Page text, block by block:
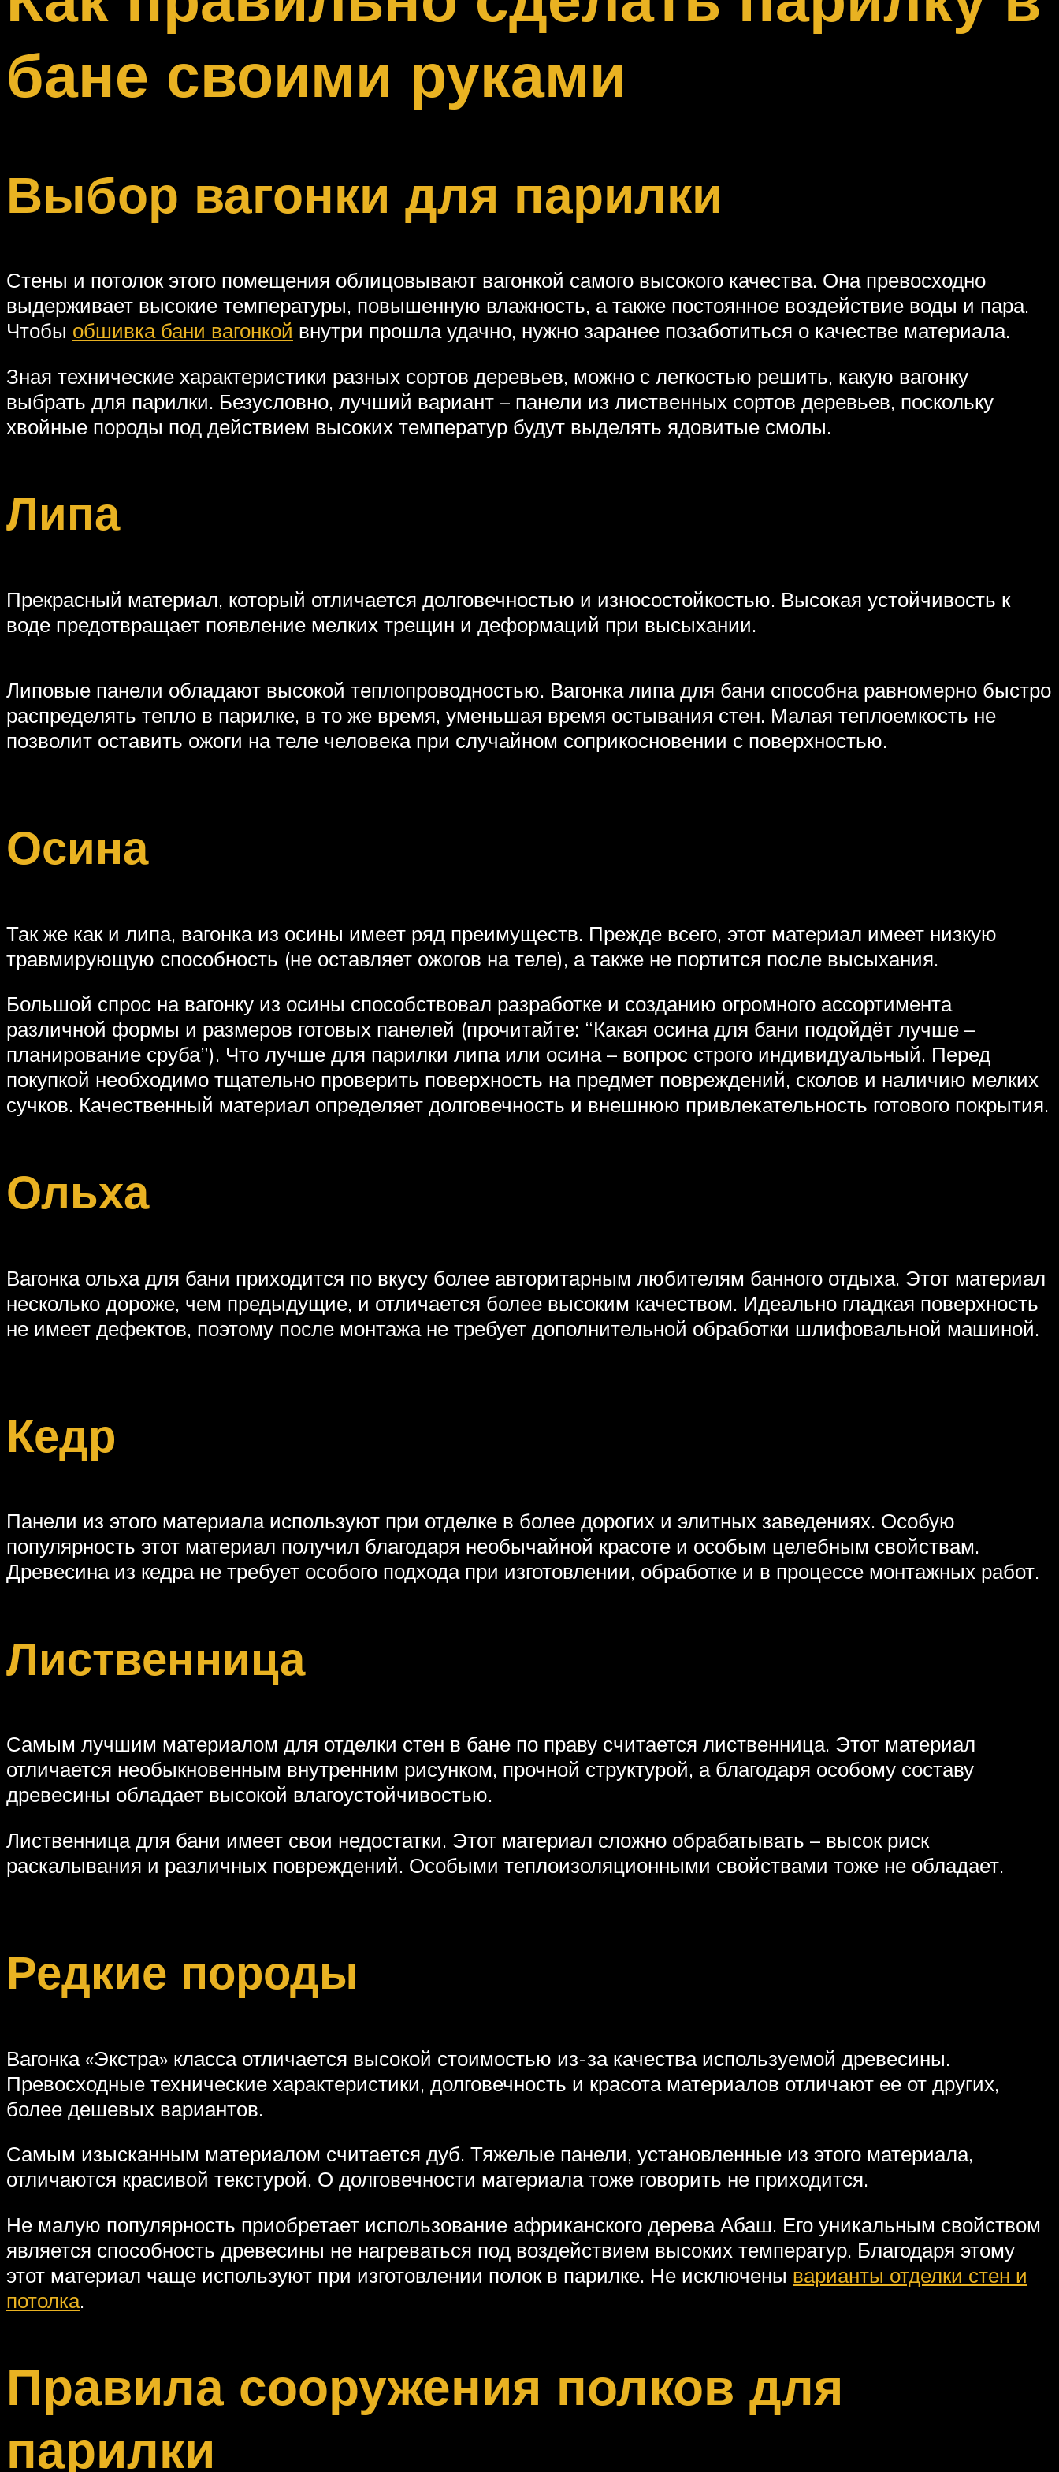
бане своими руками
Выбор вагонки для парилки
Стены и потолок этого помещения облицовывают вагонкой самого высокого качества. Она превосходно
выдерживает высокие температуры, повышенную влажность, а также постоянное воздействие воды и пара.
Чтобы обшивка бани вагонкой внутри прошла удачно, нужно заранее позаботиться о качестве материала.
Зная технические характеристики разных сортов деревьев, можно с легкостью решить, какую вагонку
выбрать для парилки. Безусловно, лучший вариант – панели из лиственных сортов деревьев, поскольку
хвойные породы под действием высоких температур будут выделять ядовитые смолы.
Липа
Прекрасный материал, который отличается долговечностью и износостойкостью. Высокая устойчивость к
воде предотвращает появление мелких трещин и деформаций при высыхании.
Липовые панели обладают высокой теплопроводностью. Вагонка липа для бани способна равномерно быстро
распределять тепло в парилке, в то же время, уменьшая время остывания стен. Малая теплоемкость не
позволит оставить ожоги на теле человека при случайном соприкосновении с поверхностью.
Осина
Так же как и липа, вагонка из осины имеет ряд преимуществ. Прежде всего, этот материал имеет низкую
травмирующую способность (не оставляет ожогов на теле), а также не портится после высыхания.
Большой спрос на вагонку из осины способствовал разработке и созданию огромного ассортимента
различной формы и размеров готовых панелей (прочитайте: “Какая осина для бани подойдёт лучше –
планирование сруба”). Что лучше для парилки липа или осина – вопрос строго индивидуальный. Перед
покупкой необходимо тщательно проверить поверхность на предмет повреждений, сколов и наличию мелких
сучков. Качественный материал определяет долговечность и внешнюю привлекательность готового покрытия.
Ольха
Вагонка ольха для бани приходится по вкусу более авторитарным любителям банного отдыха. Этот материал
несколько дороже, чем предыдущие, и отличается более высоким качеством. Идеально гладкая поверхность
не имеет дефектов, поэтому после монтажа не требует дополнительной обработки шлифовальной машиной.
Кедр
Панели из этого материала используют при отделке в более дорогих и элитных заведениях. Особую
популярность этот материал получил благодаря необычайной красоте и особым целебным свойствам.
Древесина из кедра не требует особого подхода при изготовлении, обработке и в процессе монтажных работ.
Лиственница
Самым лучшим материалом для отделки стен в бане по праву считается лиственница. Этот материал
отличается необыкновенным внутренним рисунком, прочной структурой, а благодаря особому составу
древесины обладает высокой влагоустойчивостью.
Лиственница для бани имеет свои недостатки. Этот материал сложно обрабатывать – высок риск
раскалывания и различных повреждений. Особыми теплоизоляционными свойствами тоже не обладает.
Редкие породы
Вагонка «Экстра» класса отличается высокой стоимостью из-за качества используемой древесины.
Превосходные технические характеристики, долговечность и красота материалов отличают ее от других,
более дешевых вариантов.
Самым изысканным материалом считается дуб. Тяжелые панели, установленные из этого материала,
отличаются красивой текстурой. О долговечности материала тоже говорить не приходится.
Не малую популярность приобретает использование африканского дерева Абаш. Его уникальным свойством
является способность древесины не нагреваться под воздействием высоких температур. Благодаря этому
этот материал чаще используют при изготовлении полок в парилке. Не исключены варианты отделки стен и
потолка.
Правила сооружения полков для
парилки